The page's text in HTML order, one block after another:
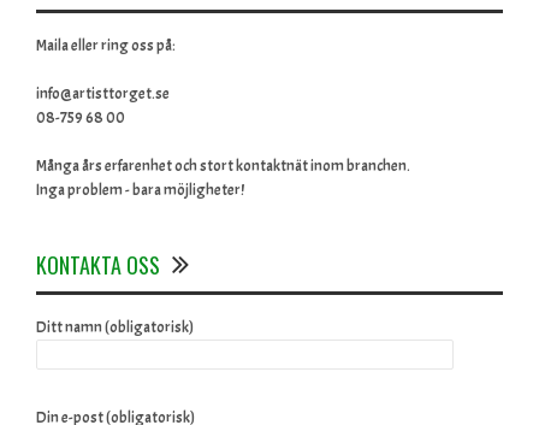
Maila eller ring oss på:
info@artisttorget.se
08-759 68 00
Många års erfarenhet och stort kontaktnät inom branchen.
Inga problem - bara möjligheter!
KONTAKTA OSS
Ditt namn (obligatorisk)
Din e-post (obligatorisk)